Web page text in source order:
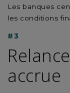
Les banques
les conditions
#3
accrue